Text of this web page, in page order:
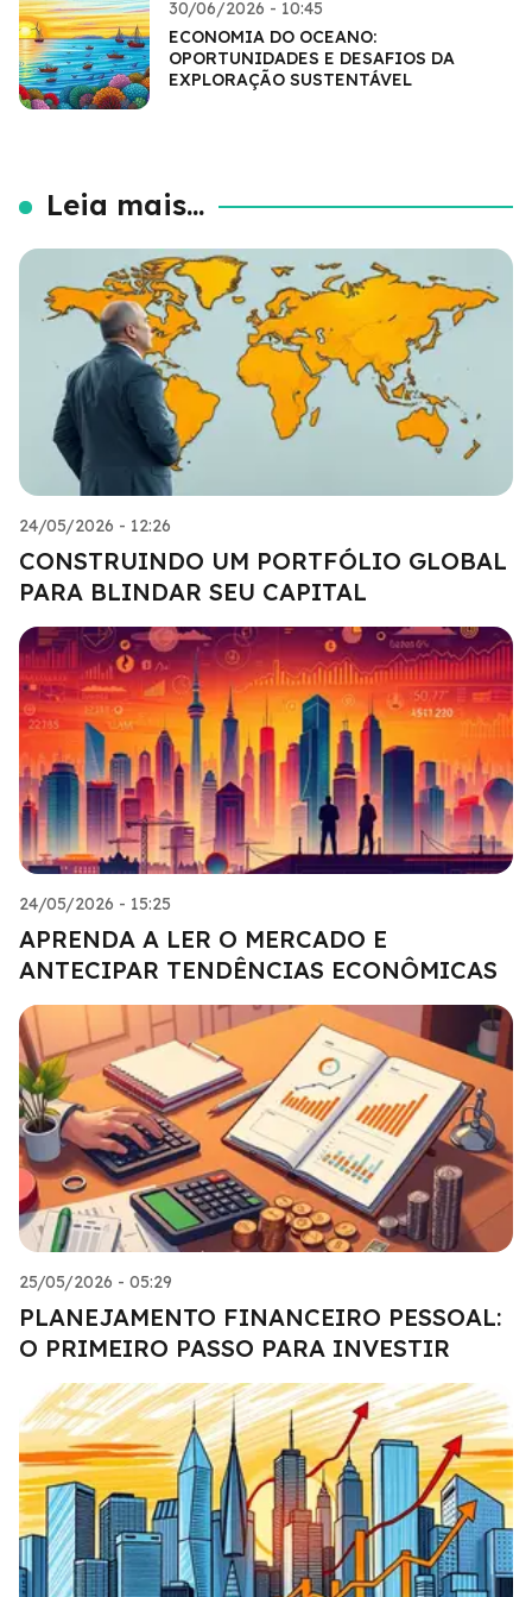
30/06/2026 - 10:45
ECONOMIA DO OCEANO:
OPORTUNIDADES E DESAFIOS DA
EXPLORAÇÃO SUSTENTÁVEL
Leia mais...
24/05/2026 - 12:26
CONSTRUINDO UM PORTFÓLIO GLOBAL
PARA BLINDAR SEU CAPITAL
24/05/2026 - 15:25
APRENDA A LER O MERCADO E
ANTECIPAR TENDÊNCIAS ECONÔMICAS
25/05/2026 - 05:29
PLANEJAMENTO FINANCEIRO PESSOAL:
O PRIMEIRO PASSO PARA INVESTIR